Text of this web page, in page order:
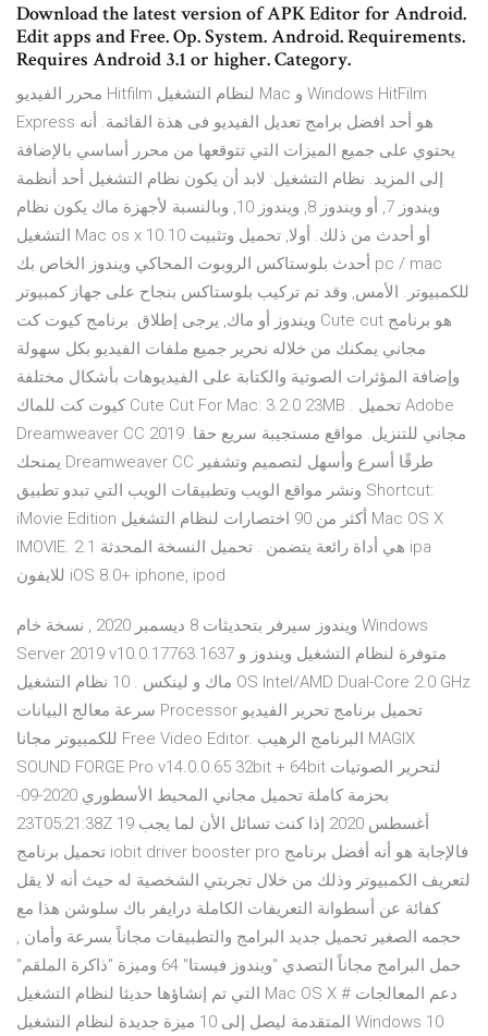
Download the latest version of APK Editor for Android.
Edit apps and Free. Op. System. Android. Requirements.
Requires Android 3.1 or higher. Category.
محرر الفيديو Hitfilm لنظام التشغيل Mac و Windows HitFilm
Express هو أحد افضل برامج تعديل الفيديو فى هذة القائمة. أنه
يحتوي على جميع الميزات التي تتوقعها من محرر أساسي بالإضافة
إلى المزيد. نظام التشغيل: لابد أن يكون نظام التشغيل أحد أنظمة
ويندوز 7, أو ويندوز 8, ويندوز 10, وبالنسبة لأجهزة ماك يكون نظام
التشغيل Mac os x 10.10 أو أحدث من ذلك. أولا, تحميل وتثبيت
أحدث بلوستاكس الروبوت المحاكي ويندوز الخاص بك pc / mac
للكمبيوتر. الأمس, وقد تم تركيب بلوستاكس بنجاح على جهاز كمبيوتر
ويندوز أو ماك, يرجى إطلاق. برنامج كيوت كت Cute cut هو برنامج
مجاني يمكنك من خلاله نحرير جميع ملفات الفيديو بكل سهولة
وإضافة المؤثرات الصوتية والكتابة على الفيديوهات بأشكال مختلفة
كيوت كت للماك Cute Cut For Mac: 3.2.0 23MB . تحميل Adobe
Dreamweaver CC 2019 مجاني للتنزيل. مواقع مستجيبة سريع حقا.
يمنحك Dreamweaver CC طرقًا أسرع وأسهل لتصميم وتشفير
ونشر مواقع الويب وتطبيقات الويب التي تبدو تطبيق Shortcut:
iMovie Edition أكثر من 90 اختصارات لنظام التشغيل Mac OS X
IMOVIE. هي أداة رائعة يتضمن . تحميل النسخة المحدثة 2.1 ipa
للايفون iOS 8.0+ iphone, ipod
ويندوز سيرفر بتحديثات 8 ديسمبر 2020 , نسخة خام Windows
Server 2019 v10.0.17763.1637 متوفرة لنظام التشغيل ويندوز و
ماك و لينكس . 10 نظام التشغيل OS Intel/AMD Dual-Core 2.0 GHz
سرعة معالج البيانات Processor تحميل برنامج تحرير الفيديو
للكمبيوتر مجانا Free Video Editor. البرنامج الرهيب MAGIX
SOUND FORGE Pro v14.0.0.65 32bit + 64bit لتحرير الصوتيات
بحزمة كاملة تحميل مجاني المحيط الأسطوري 2020-09-
23T05:21:38Z 19 أغسطس 2020 إذا كنت تسائل الأن لما يجب
تحميل برنامج iobit driver booster pro فالإجابة هو أنه أفضل برنامج
لتعريف الكمبيوتر وذلك من خلال تجربتي الشخصية له حيث أنه لا يقل
كفائة عن أسطوانة التعريفات الكاملة درايفر باك سلوشن هذا مع
حجمه الصغير تحميل جديد البرامج والتطبيقات مجاناً بسرعة وأمان ,
حمل البرامج مجاناً التصدي "ويندوز فيستا" 64 وميزة "ذاكرة الملقم"
التي تم إنشاؤها حديثا لنظام التشغيل Mac OS X # دعم المعالجات
المتقدمة ليصل إلى 10 ميزة جديدة لنظام التشغيل Windows 10